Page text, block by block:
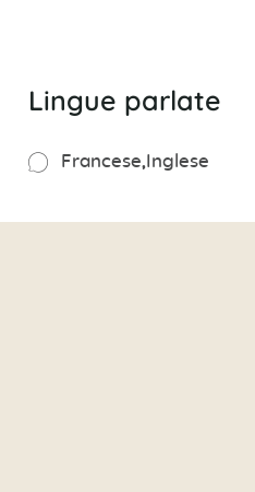
Lingue parlate
Francese Inglese